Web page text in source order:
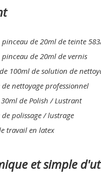
pinceau de 20ml de teinte
pinceau de 20ml de vernis
100ml de solution de
de nettoyage professionnel
30ml de Polish / Lustrant
de polissage / lustrage
travail en latex
et simple